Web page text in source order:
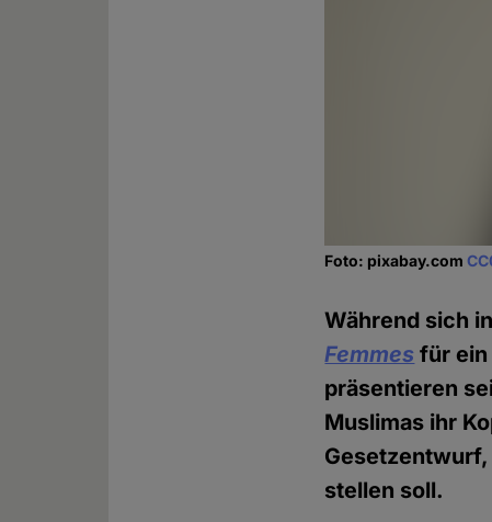
Foto: pixabay.com
Während sich
Femmes für
präsentieren
Muslimas ihr
stellen soll.